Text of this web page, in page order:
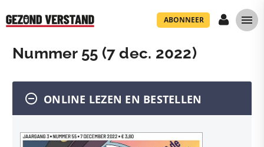
ABONNEER
Nummer 55 (7 dec. 2022)
ONLINE LEZEN EN BESTELLEN